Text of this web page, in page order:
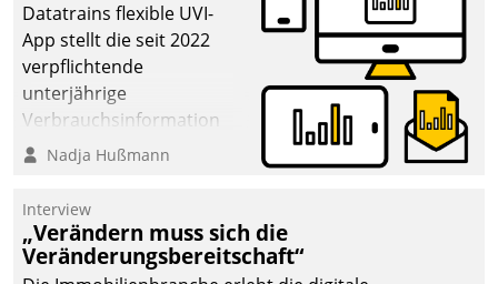
Datatrains flexible UVI-
App stellt die seit 2022
verpflichtende
unterjährige
Verbrauchsinformation
schnell, zuverlässig und
Die monatlichen
Mitteilungen zum
Heizungs- und
Nadja Hußmann
Interview
„Verändern muss sich die
Veränderungsbereitschaft“